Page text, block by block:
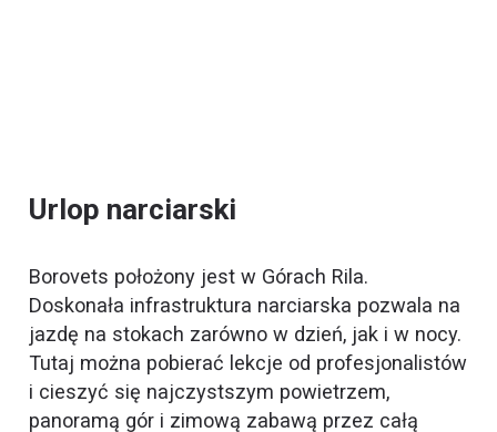
Urlop narciarski
Borovets położony jest w Górach Rila.
Doskonała infrastruktura narciarska pozwala na
jazdę na stokach zarówno w dzień, jak i w nocy.
Tutaj można pobierać lekcje od profesjonalistów
i cieszyć się najczystszym powietrzem,
panoramą gór i zimową zabawą przez całą